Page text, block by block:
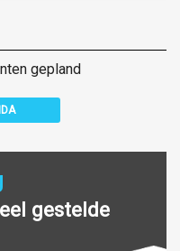
gepland
gestelde